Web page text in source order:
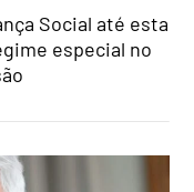
Social até esta
especial no